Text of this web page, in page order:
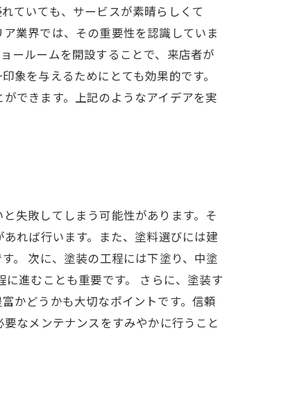
ていても、サービスが素晴らしくて
業界では、その重要性を認識していま
ールームを開設することで、来店者が
を与えるためにとても効果的です。
できます。上記のようなアイデアを実
失敗してしまう可能性があります。そ
れば行います。また、塗料選びには建
。 次に、塗装の工程には下塗り、中塗
進むことも重要です。 さらに、塗装す
かどうかも大切なポイントです。信頼
なメンテナンスをすみやかに行うこと